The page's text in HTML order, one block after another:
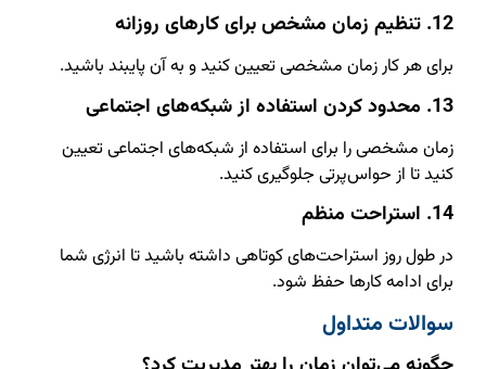
12. تنظیم زمان مشخص برای کارهای روزانه
برای هر کار زمان مشخصی تعیین کنید و به آن پایبند باشید.
13. محدود کردن استفاده از شبکه‌های اجتماعی
زمان مشخصی را برای استفاده از شبکه‌های اجتماعی تعیین
کنید تا از حواس‌پرتی جلوگیری کنید.
14. استراحت منظم
در طول روز استراحت‌های کوتاهی داشته باشید تا انرژی شما
برای ادامه کارها حفظ شود.
سوالات متداول